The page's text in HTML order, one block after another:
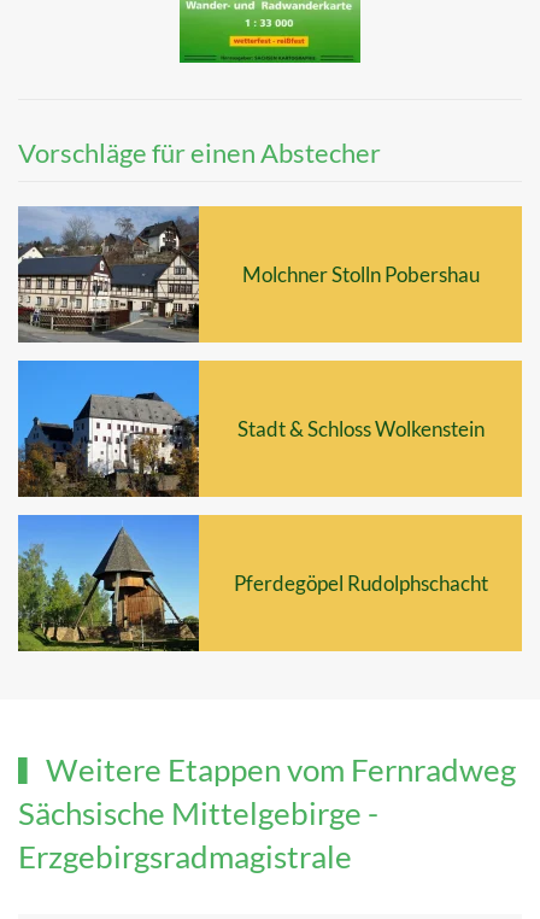
Vorschläge für einen Abstecher
Molchner Stolln Pobershau
Stadt & Schloss Wolkenstein
Pferdegöpel Rudolphschacht
Weitere Etappen vom Fernradweg
Sächsische Mittelgebirge -
Erzgebirgsradmagistrale